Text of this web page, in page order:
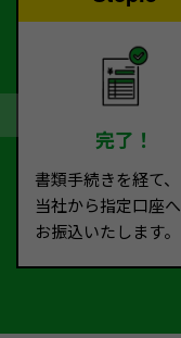
完了！
書類手続きを経て、
当社から指定口座へ
お振込いたします。